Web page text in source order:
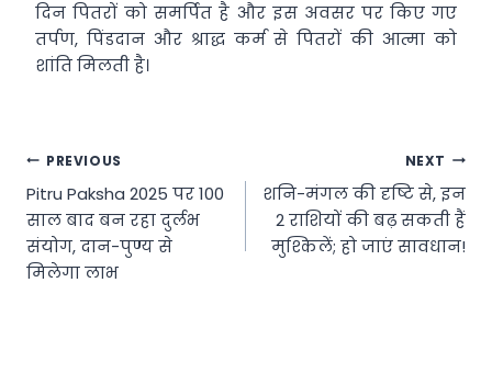
दिन पितरों को समर्पित है और इस अवसर पर किए गए
तर्पण, पिंडदान और श्राद्ध कर्म से पितरों की आत्मा को
शांति मिलती है।
Post
navigation
PREVIOUS
Pitru Paksha 2025 पर 100
साल बाद बन रहा दुर्लभ
संयोग, दान-पुण्य से
मिलेगा लाभ
NEXT
शनि-मंगल की दृष्टि से, इन
2 राशियों की बढ़ सकती हैं
मुश्किलें; हो जाएं सावधान!